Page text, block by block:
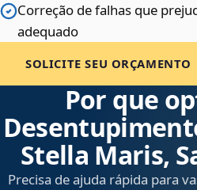
Correção de falhas que
adequado
SOLICITE SEU ORÇAMENTO
Por que
Stella Maris,
Precisa de ajuda rápida para